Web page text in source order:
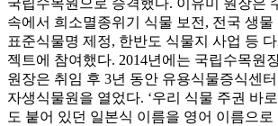
국립수목원으로 승격했다. 이유미 원장은
속에서 희소멸종위기 식물 보전, 전국 생
표준식물명 제정, 한반도 식물지 사업 등
젝트에 참여했다. 2014년에는 국립수목원
원장은 취임 후 3년 동안 유용식물증식센
자생식물원을 열었다. ‘우리 식물 주권 바
도 붙어 있던 일본식 이름을 영어 이름으